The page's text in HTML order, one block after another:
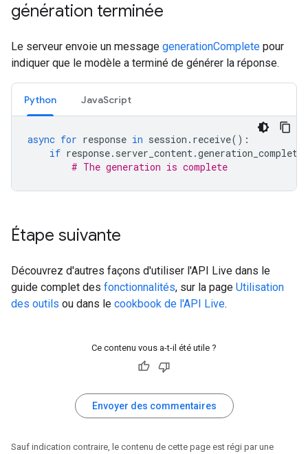
génération terminée
Le serveur envoie un message generationComplete pour
indiquer que le modèle a terminé de générer la réponse.
Python JavaScript
async for response in session . receive():
if response. server_content.generation_complete
# The generation is complete
Étape suivante
Découvrez d'autres façons d'utiliser l'API Live dans le
guide complet des fonctionnalités, sur la page Utilisation
des outils ou dans le cookbook de l'API Live.
Ce contenu vous a-t-il été utile ?
Envoyer des commentaires
Sauf indication contraire, le contenu de cette page est régi par une